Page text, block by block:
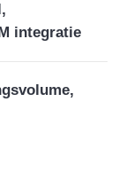
integratie